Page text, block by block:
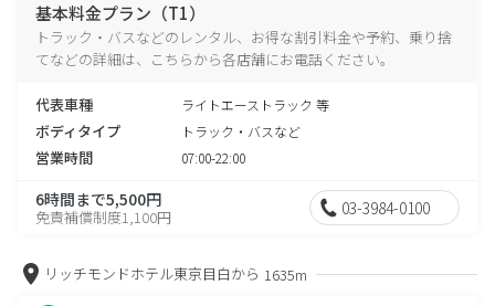
基本料金プラン（T1）
トラック・バスなどのレンタル、お得な割引料金や予約、乗り捨
てなどの詳細は、こちらから各店舗にお電話ください。
代表車種 ライトエーストラック 等
ボディタイプ トラック・バスなど
営業時間 07:00-22:00
6時間まで5,500円
免責補償制度1,100円 03-3984-0100
リッチモンドホテル東京目白から 1635m